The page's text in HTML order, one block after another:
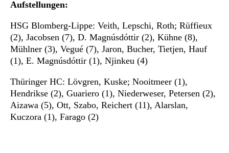
Aufstellungen:
HSG Blomberg-Lippe: Veith, Lepschi, Roth; Rüffieux
(2), Jacobsen (7), D. Magnúsdóttir (2), Kühne (8),
Mühlner (3), Vegué (7), Jaron, Bucher, Tietjen, Hauf
(1), E. Magnúsdóttir (1), Njinkeu (4)
Thüringer HC: Lövgren, Kuske; Nooitmeer (1),
Hendrikse (2), Guariero (1), Niederweser, Petersen (2),
Aizawa (5), Ott, Szabo, Reichert (11), Alarslan,
Kuczora (1), Farago (2)